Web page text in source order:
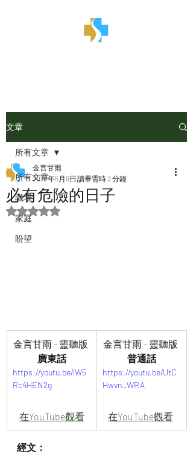
文章
所有文章
職場
家庭
盼望
所有文章
必有危險的日子
金言甘雨
2022年5月9日 讀畢需時 2 分鐘
評等為 NaN（最高為 5 顆星）。
金言甘雨 - 靈聽版
廣東話
https://youtu.be/iW5
Rc4HEN2g
在YouTube觀看
金言甘雨 - 靈聽版
普通話
https://youtu.be/UtC
Hwvn_WRA
在YouTube觀看
經文：